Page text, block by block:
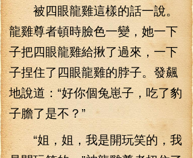
被四眼龍雞這樣的話一說。
龍雞尊者頓時臉色一變，她一下
子把四眼龍雞給揪了過來，一下
子捏住了四眼龍雞的脖子。發飆
地說道：“好你個兔崽子，吃了豹
子膽了是不？”
“姐，姐，我是開玩笑的，我